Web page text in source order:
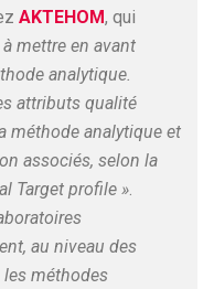
AKTEHOM, qui
mettre en avant
analytique.
attributs qualité
méthode analytique et
associés, selon la
Target profile ».
au niveau des
les méthodes